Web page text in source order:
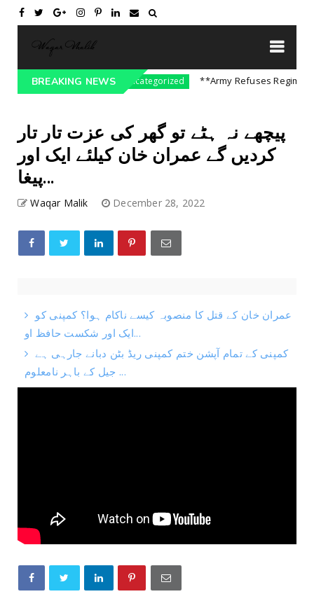
BREAKING NEWS
On India || P... Uncategorized **Army Refuses Regime
پیچھے نہ ہٹے تو گھر کی عزت تار تار
کردیں گے عمران خان کیلئے ایک اور
پیغا...
Waqar Malik December 28, 2022
عمران خان کے قتل کا منصوبہ کیسے ناکام ہوا؟ کمپنی کو
ایک اور شکست حافظ او...
کمپنی کے تمام آپشن ختم کمپنی ریڈ بٹن دبانے جارہی ہے
جیل کے باہر نامعلوم ...